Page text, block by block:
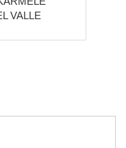
VALLE